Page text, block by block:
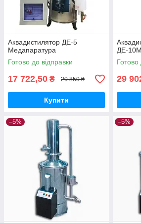
Аквадистилятор ДЕ-5
Медапаратура
Готово до відправки
17 722,50 ₴ 20 850 ₴
Купити
ДЕ-
Готово
29
–5% –5%